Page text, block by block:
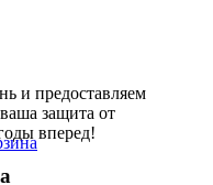
и предоставляем
защита от
вперед!